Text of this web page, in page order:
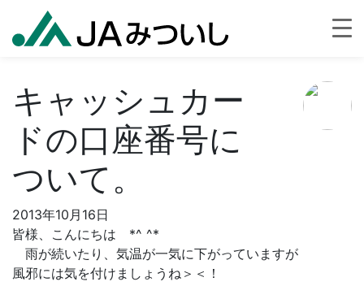
キャッシュカー
ドの口座番号に
ついて。
2013年10月16日
皆様、こんにちは *^ ^*
雨が続いたり、気温が一気に下がっていますが
風邪には気を付けましょうね＞＜！